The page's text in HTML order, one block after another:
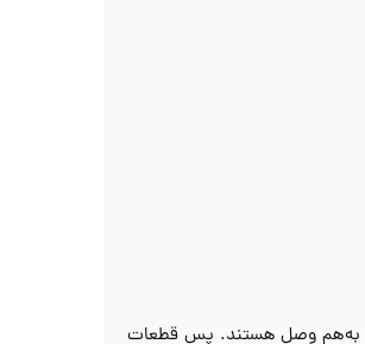
به‌هم وصل هستند. پس قطعات